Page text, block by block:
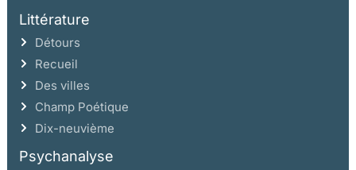
Littérature
Détours
Recueil
Des villes
Champ Poétique
Dix-neuvième
Psychanalyse